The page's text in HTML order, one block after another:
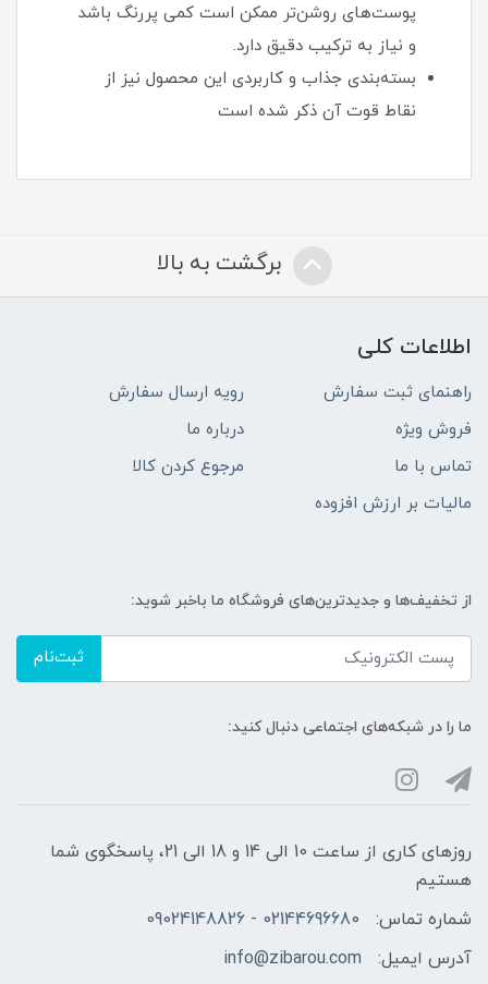
پوست‌های روشن‌تر ممکن است کمی پررنگ باشد
و نیاز به ترکیب دقیق دارد.
بسته‌بندی جذاب و کاربردی این محصول نیز از
نقاط قوت آن ذکر شده است
برگشت به بالا
اطلاعات کلی
راهنمای ثبت سفارش
رویه ارسال سفارش
فروش ویژه
درباره ما
تماس با ما
مرجوع کردن کالا
مالیات بر ارزش افزوده
از تخفیف‌ها و جدیدترین‌های فروشگاه ما باخبر شوید:
ثبت‌نام
ما را در شبکه‌های اجتماعی دنبال کنید:
روزهای کاری از ساعت 10 الی 14 و 18 الی 21، پاسخگوی شما
هستیم
شماره تماس:
02144696680 - 09024148826
آدرس ایمیل:
info@zibarou.com